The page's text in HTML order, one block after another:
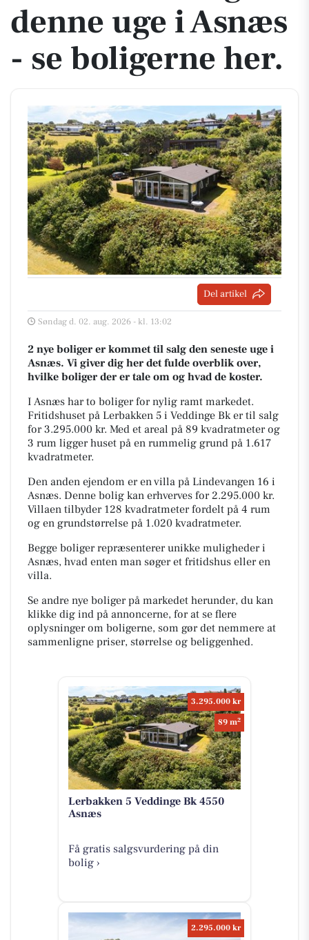
denne uge i Asnæs
- se boligerne her.
Del artikel
Søndag d. 02. aug. 2026 - kl. 13:02
2 nye boliger er kommet til salg den seneste uge i
Asnæs. Vi giver dig her det fulde overblik over,
hvilke boliger der er tale om og hvad de koster.
I Asnæs har to boliger for nylig ramt markedet.
Fritidshuset på Lerbakken 5 i Veddinge Bk er til salg
for 3.295.000 kr. Med et areal på 89 kvadratmeter og
3 rum ligger huset på en rummelig grund på 1.617
kvadratmeter.
Den anden ejendom er en villa på Lindevangen 16 i
Asnæs. Denne bolig kan erhverves for 2.295.000 kr.
Villaen tilbyder 128 kvadratmeter fordelt på 4 rum
og en grundstørrelse på 1.020 kvadratmeter.
Begge boliger repræsenterer unikke muligheder i
Asnæs, hvad enten man søger et fritidshus eller en
villa.
Se andre nye boliger på markedet herunder, du kan
klikke dig ind på annoncerne, for at se flere
oplysninger om boligerne, som gør det nemmere at
sammenligne priser, størrelse og beliggenhed.
3.295.000 kr
89 m2
Lerbakken 5 Veddinge Bk 4550
Asnæs
Få gratis salgsvurdering på din
bolig ›
2.295.000 kr